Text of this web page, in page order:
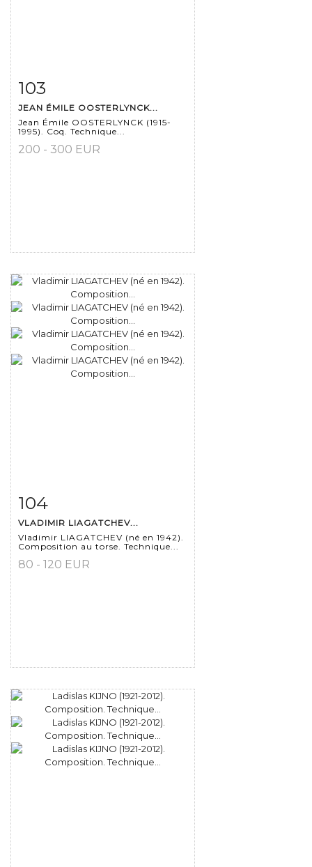
Fiche détaillée
103
JEAN ÉMILE OOSTERLYNCK...
Jean Émile OOSTERLYNCK (1915-
1995). Coq. Technique...
200 - 300 EUR
Fiche détaillée
104
VLADIMIR LIAGATCHEV...
Vladimir LIAGATCHEV (né en 1942).
Composition au torse. Technique...
80 - 120 EUR